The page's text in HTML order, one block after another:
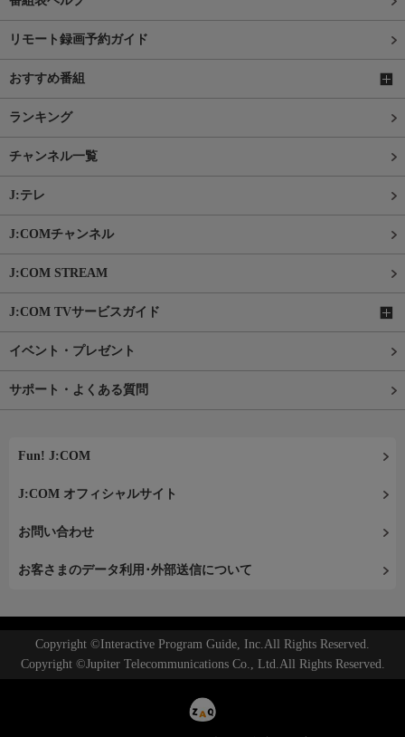
リモート録画予約ガイド
おすすめ番組
ランキング
チャンネル一覧
J:テレ
J:COMチャンネル
J:COM STREAM
J:COM TVサービスガイド
イベント・プレゼント
サポート・よくある質問
Fun! J:COM
J:COM オフィシャルサイト
お問い合わせ
お客さまのデータ利用･外部送信について
Copyright ©Interactive Program Guide, Inc.All Rights Reserved.
Copyright ©Jupiter Telecommunications Co., Ltd.All Rights Reserved.